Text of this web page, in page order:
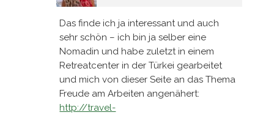
Das finde ich ja interessant und auch
sehr schön – ich bin ja selber eine
Nomadin und habe zuletzt in einem
Retreatcenter in der Türkei gearbeitet
und mich von dieser Seite an das Thema
Freude am Arbeiten angenähert:
http://travel-